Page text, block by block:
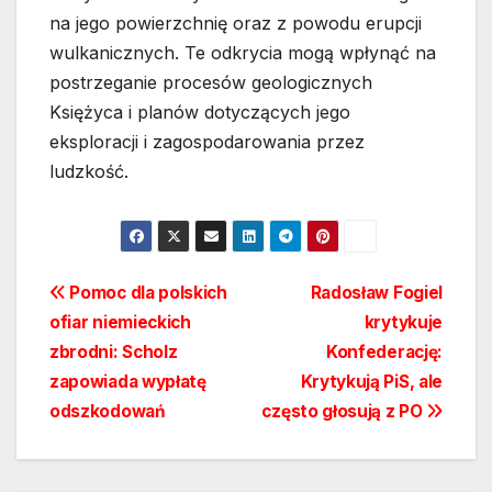
na jego powierzchnię oraz z powodu erupcji
wulkanicznych. Te odkrycia mogą wpłynąć na
postrzeganie procesów geologicznych
Księżyca i planów dotyczących jego
eksploracji i zagospodarowania przez
ludzkość.
Nawigacja
wpisu
Radosław Fogiel
krytykuje
Konfederację:
Krytykują PiS, ale
często głosują z PO
Pomoc dla polskich
ofiar niemieckich
zbrodni: Scholz
zapowiada wypłatę
odszkodowań